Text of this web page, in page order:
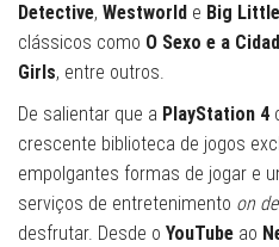
Detective, Westworld e Big
clássicos como O Sexo e a
Girls, entre outros.
De salientar que a PlayStation 4
crescente biblioteca de jogos
empolgantes formas de jogar e
serviços de entretenimento on
desfrutar. Desde o YouTube ao